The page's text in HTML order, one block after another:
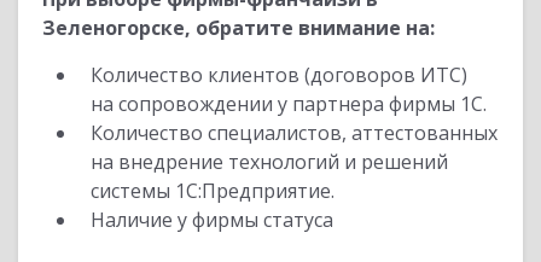
Зеленогорске, обратите внимание на:
Количество клиентов (договоров ИТС)
на сопровождении у партнера фирмы 1С.
Количество специалистов, аттестованных
на внедрение технологий и решений
системы 1С:Предприятие.
Наличие у фирмы статуса